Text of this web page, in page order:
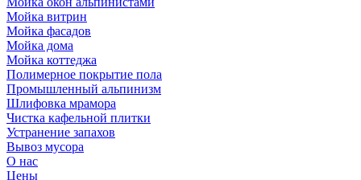
Мойка витрин
Мойка фасадов
Мойка дома
Мойка коттеджа
Полимерное покрытие пола
Промышленный альпинизм
Шлифовка мрамора
Чистка кафельной плитки
Устранение запахов
Вывоз мусора
О нас
Цены